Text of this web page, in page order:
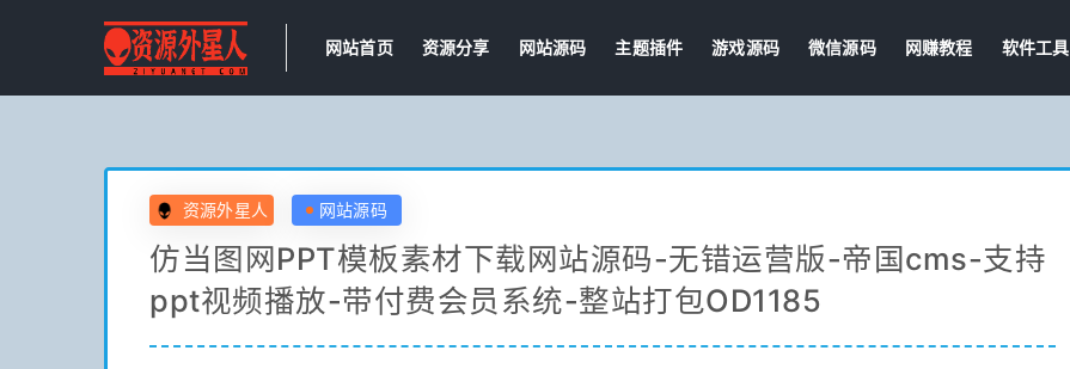
网站首页 资源分享 网站源码 主题插件 游戏源码 微信源码 网赚教程 软件工具
资源外星人 网站源码
仿当图网PPT模板素材下载网站源码-无错运营版-帝国cms-支持
ppt视频播放-带付费会员系统-整站打包OD1185